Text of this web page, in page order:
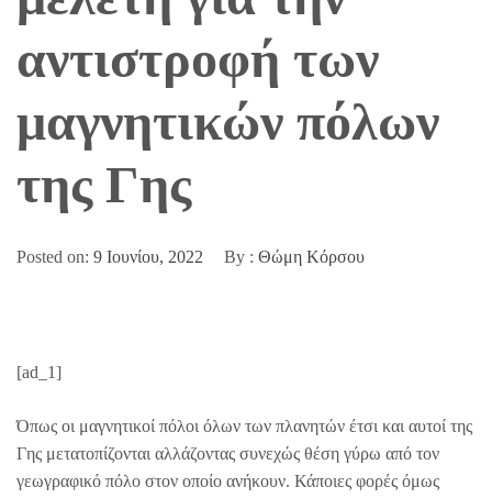
αντιστροφή των
μαγνητικών πόλων
της Γης
Posted on: 9 Ιουνίου, 2022 By : Θώμη Κόρσου
[ad_1]
Όπως οι μαγνητικοί πόλοι όλων των πλανητών έτσι και αυτοί της
Γης μετατοπίζονται αλλάζοντας συνεχώς θέση γύρω από τον
γεωγραφικό πόλο στον οποίο ανήκουν. Κάποιες φορές όμως